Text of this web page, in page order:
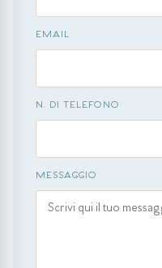
EMAIL
N. DI TELEFONO
MESSAGGIO